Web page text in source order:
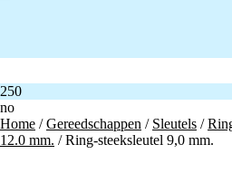
250
no
Home /Gereedschappen / Sleutels /
12.0 mm. / Ring-steeksleutel 9,0 mm.